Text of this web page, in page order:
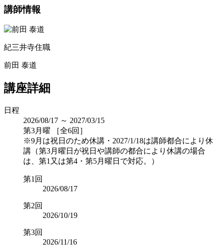
講師情報
紀三井寺住職
前田 泰道
講座詳細
日程
2026/08/17 ～ 2027/03/15
第3月曜 ［全6回］
※9月は祝日のため休講・2027/1/18は講師都合により休
講（第3月曜日が祝日や講師の都合により休講の場合
は、第1又は第4・第5月曜日で対応。）
第1回
2026/08/17
第2回
2026/10/19
第3回
2026/11/16